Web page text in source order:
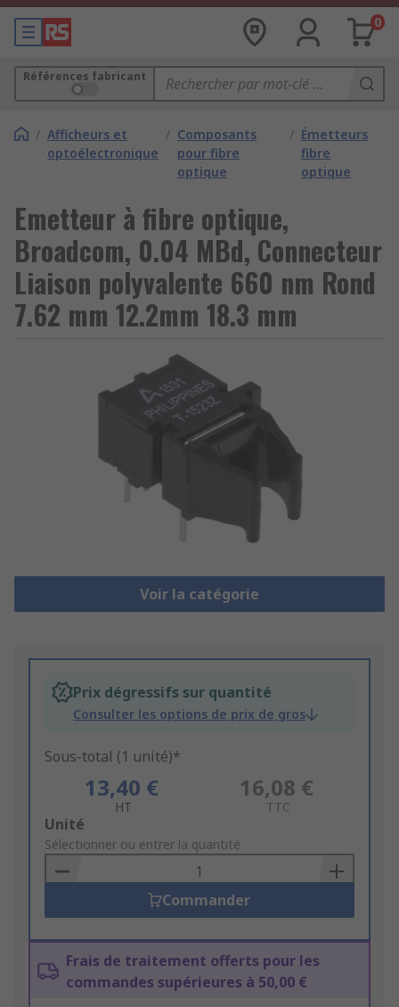
0
Références fabricant
/ Afficheurs et
optoélectronique
/ Composants
pour fibre
optique
/ Émetteurs
fibre
optique
Emetteur à fibre optique,
Broadcom, 0.04 MBd, Connecteur
Liaison polyvalente 660 nm Rond
7.62 mm 12.2mm 18.3 mm
Voir la catégorie
Prix dégressifs sur quantité
Consulter les options de prix de gros
Sous-total (1 unité)*
13,40 €
HT
16,08 €
TTC
Add
to
Basket
Unité
Sélectionner ou entrer la quantité
Commander
Frais de traitement offerts pour les
commandes supérieures à 50,00 €